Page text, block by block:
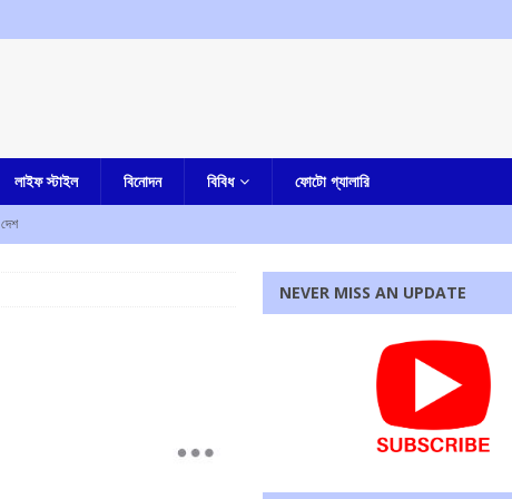
লাইফ স্টাইল বিনোদন বিবিধ ফোটো গ্যালারি
অবস্থান বিক্ষোভ
শ্লীলতাহানির অভিযোগ প্রত্যাহার করলেন টলিপাড়ার মেকআপ আর্টিস্ট, ফেসবুক পোস্টে দিলেন সাফাই
NEVER MISS AN UPDATE